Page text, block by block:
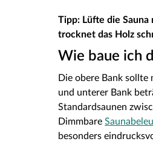
Tipp: Lüfte die
trocknet das Holz
Wie baue ich
Die obere Bank
und unterer Bank
Standardsaunen
Dimmbare
besonders